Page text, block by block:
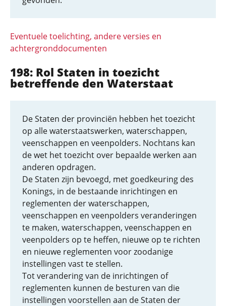
Eventuele toelichting, andere versies en
achtergronddocumenten
198: Rol Staten in toezicht
betreffende den Waterstaat
De Staten der provinciën hebben het toezicht
op alle waterstaatswerken, waterschappen,
veenschappen en veenpolders. Nochtans kan
de wet het toezicht over bepaalde werken aan
anderen opdragen.
De Staten zijn bevoegd, met goedkeuring des
Konings, in de bestaande inrichtingen en
reglementen der waterschappen,
veenschappen en veenpolders veranderingen
te maken, waterschappen, veenschappen en
veenpolders op te heffen, nieuwe op te richten
en nieuwe reglementen voor zoodanige
instellingen vast te stellen.
Tot verandering van de inrichtingen of
reglementen kunnen de besturen van die
instellingen voorstellen aan de Staten der